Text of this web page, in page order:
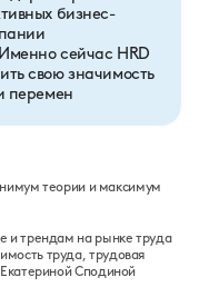
бизнес-
сейчас HRD
свою значимость
перемен
теории и максимум
и трендам на рынке труда
труда, трудовая
Сподиной